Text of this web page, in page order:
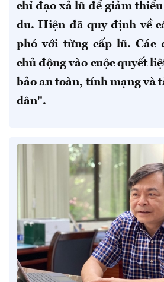
chỉ đạo xả lũ để giảm
du. Hiện đã quy định về
phó với từng cấp lũ. Các
chủ động vào cuộc quyết
bảo an toàn, tính mạng và
dân".